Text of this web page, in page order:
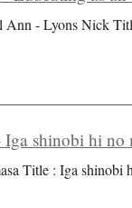
Ann - Lyons Nick
Iga shinobi hi no
Title : Iga